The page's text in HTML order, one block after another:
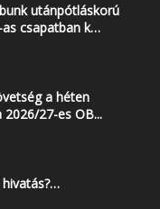
utánpótláskorú
csapatban k…
a héten
27-es OB...